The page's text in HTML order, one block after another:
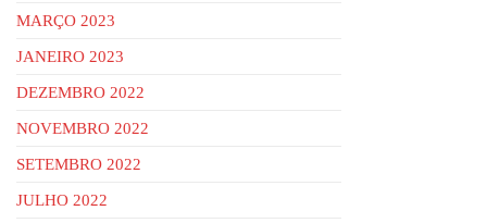
MARÇO 2023
JANEIRO 2023
DEZEMBRO 2022
NOVEMBRO 2022
SETEMBRO 2022
JULHO 2022